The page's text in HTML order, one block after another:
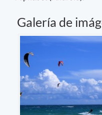
Galería de